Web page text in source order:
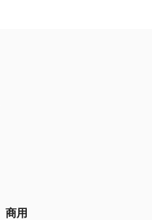
商用